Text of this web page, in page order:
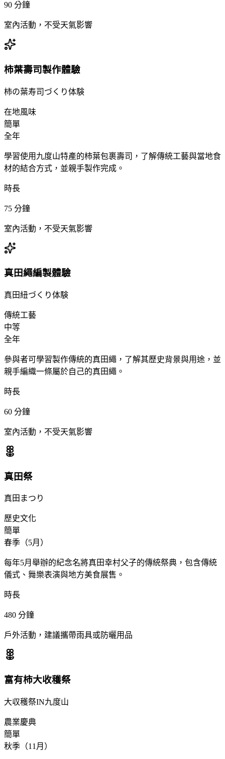
90 分鐘
室內活動，不受天氣影響
柿葉壽司製作體驗
柿の葉寿司づくり体験
在地風味
簡單
全年
學習使用九度山特產的柿葉包裹壽司，了解傳統工藝與當地食
材的結合方式，並親手製作完成。
時長
75 分鐘
室內活動，不受天氣影響
真田繩編製體驗
真田紐づくり体験
傳統工藝
中等
全年
參與者可學習製作傳統的真田繩，了解其歷史背景與用途，並
親手編織一條屬於自己的真田繩。
時長
60 分鐘
室內活動，不受天氣影響
真田祭
真田まつり
歷史文化
簡單
春季（5月）
每年5月舉辦的紀念名將真田幸村父子的傳統祭典，包含傳統
儀式、舞樂表演與地方美食展售。
時長
480 分鐘
戶外活動，建議攜帶雨具或防曬用品
富有柿大收穫祭
大収穫祭IN九度山
農業慶典
簡單
秋季（11月）